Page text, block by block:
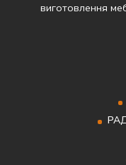
виготовлення